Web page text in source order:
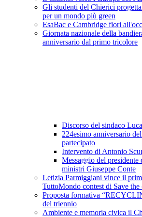
Gli studenti del Chierici
per un mondo più green
EsaBac e Cambridge fiori
Giornata nazionale della
anniversario dal primo tricolore
Discorso del sindaco
224esimo anniversario
partecipato
Intervento di Antonio
Messaggio del
ministri Giuseppe Conte
Letizia Parmiggiani vince il
TuttoMondo contest di Save the
Proposta formativa
del triennio
Ambiente e memoria civica il